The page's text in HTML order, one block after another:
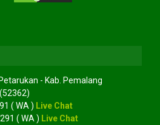
- Kab. Pemalang
( WA ) Live Chat
( WA ) Live Chat